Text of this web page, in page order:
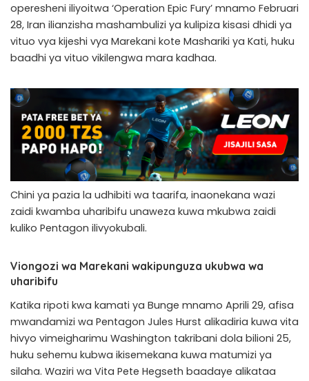
operesheni iliyoitwa ‘Operation Epic Fury’ mnamo Februari
28, Iran ilianzisha mashambulizi ya kulipiza kisasi dhidi ya
vituo vya kijeshi vya Marekani kote Mashariki ya Kati, huku
baadhi ya vituo vikilengwa mara kadhaa.
Chini ya pazia la udhibiti wa taarifa, inaonekana wazi
zaidi kwamba uharibifu unaweza kuwa mkubwa zaidi
kuliko Pentagon ilivyokubali.
Viongozi wa Marekani wakipunguza ukubwa wa
uharibifu
Katika ripoti kwa kamati ya Bunge mnamo Aprili 29, afisa
mwandamizi wa Pentagon Jules Hurst alikadiria kuwa vita
hivyo vimeigharimu Washington takribani dola bilioni 25,
huku sehemu kubwa ikisemekana kuwa matumizi ya
silaha. Waziri wa Vita Pete Hegseth baadaye alikataa